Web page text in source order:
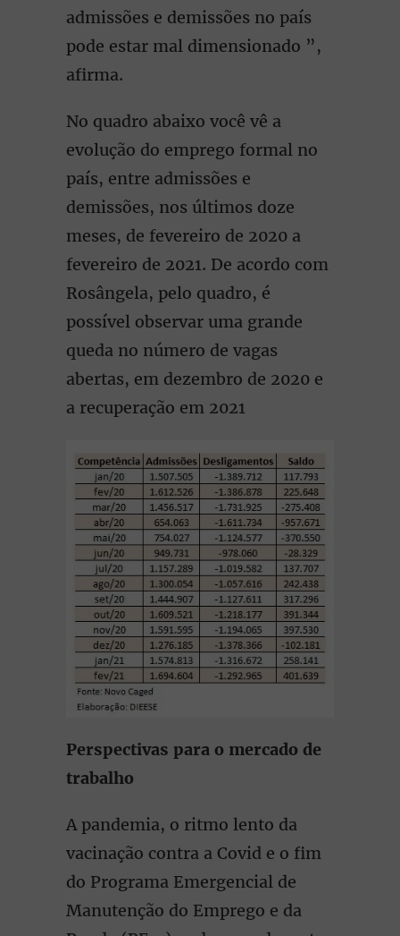
admissões e demissões no país
pode estar mal dimensionado ”,
afirma.
No quadro abaixo você vê a
evolução do emprego formal no
país, entre admissões e
demissões, nos últimos doze
meses, de fevereiro de 2020 a
fevereiro de 2021. De acordo com
Rosângela, pelo quadro, é
possível observar uma grande
queda no número de vagas
abertas, em dezembro de 2020 e
a recuperação em 2021
Perspectivas para o mercado de
trabalho
A pandemia, o ritmo lento da
vacinação contra a Covid e o fim
do Programa Emergencial de
Manutenção do Emprego e da